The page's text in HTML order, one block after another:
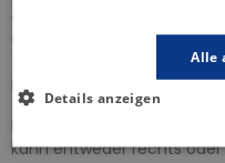
eigenständiger Unterbau,
zusätzlich unterstützt
Metallgestells, das im Set
kann entweder rechts
Alle
Details anzeigen